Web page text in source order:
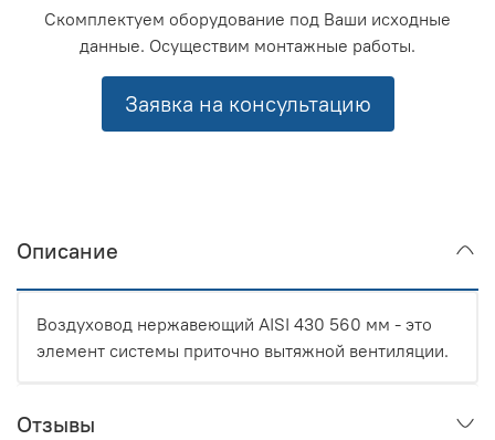
Скомплектуем оборудование под Ваши исходные
данные. Осуществим монтажные работы.
Заявка на консультацию
Описание
Воздуховод нержавеющий AISI 430 560 мм - это
элемент системы приточно вытяжной вентиляции.
Отзывы